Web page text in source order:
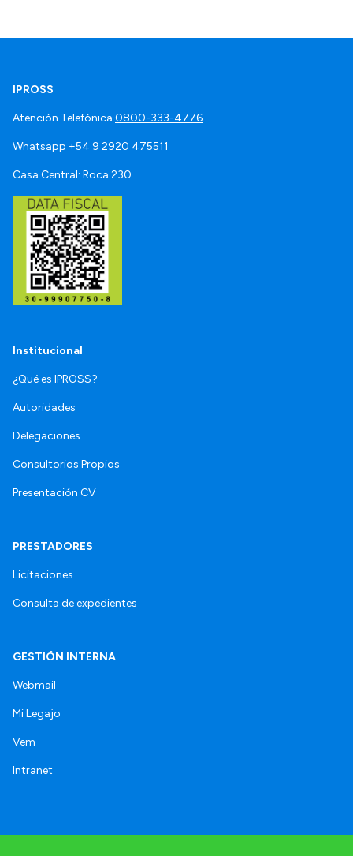
IPROSS
Atención Telefónica 0800-333-4776
Whatsapp +54 9 2920 475511
Casa Central: Roca 230
Institucional
¿Qué es IPROSS?
Autoridades
Delegaciones
Consultorios Propios
Presentación CV
PRESTADORES
Licitaciones
Consulta de expedientes
GESTIÓN INTERNA
Webmail
Mi Legajo
Vem
Intranet